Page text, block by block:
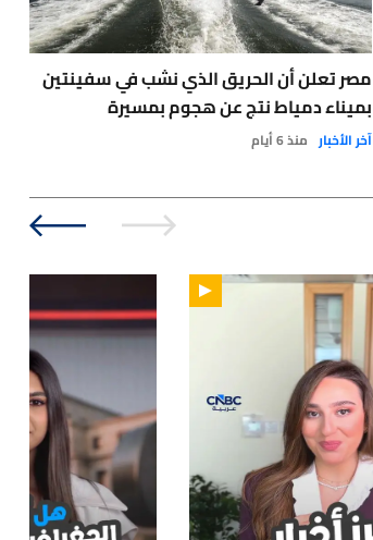
مصر تعلن أن الحريق الذي نشب في سفينتين
بميناء دمياط نتج عن هجوم بمسيرة
آخر الأخبار منذ 6 أيام